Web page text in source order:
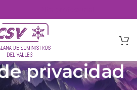
privacidad